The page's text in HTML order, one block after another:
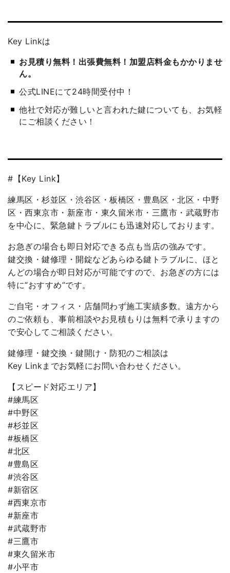
Key Linkは
お見積り無料！出張費無料！加盟店料金もかかりませ
ん。
公式LINEにて24時間受付中！
他社で対応が難しいと言われた鍵についても、お気軽
にご相談ください！
#【Key Link】
練馬区・杉並区・渋谷区・板橋区・豊島区・北区・中野
区・西東京市・新座市・東久留米市・三鷹市・武蔵野市
を中心に、緊急鍵トラブルにも迅速対応しております。
お急ぎの場合も即日対応できる点も当店の強みです。
鍵交換・鍵修理・開錠などあらゆる鍵トラブルに、ほと
んどの場合が即日対応が可能ですので、お急ぎの方には
特に”おすすめ”です。
ご自宅・オフィス・店舗問わず施工実績多数。遠方から
のご依頼も、事前相談やお見積もりは無料で承りますの
で安心してご相談ください。
鍵修理・鍵交換・鍵開け・防犯のご相談は
Key Linkまでお気軽にお問い合わせください。
【スピード対応エリア】
#練馬区
#中野区
#杉並区
#板橋区
#北区
#豊島区
#渋谷区
#新宿区
#西東京市
#新座市
#武蔵野市
#三鷹市
#東久留米市
#小平市